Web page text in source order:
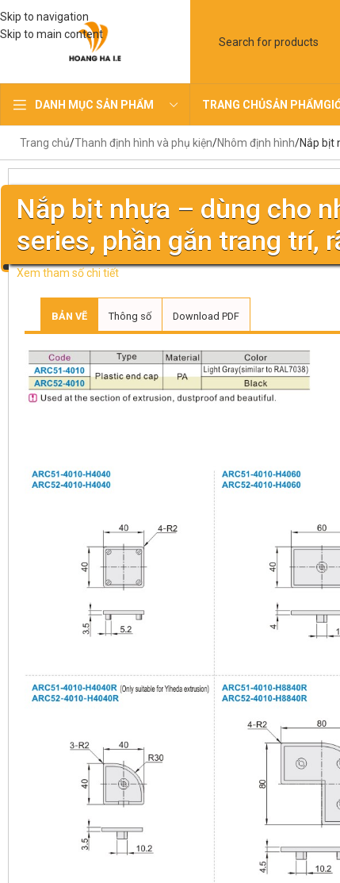
Skip to navigation
Skip to main content
DANH MỤC SẢN PHẨM TRANG CHỦSẢN PHẨM
Trang chủ Thanh định hình và phụ kiện Nhôm định hình Nắp bịt
Nắp bịt nhựa – dùng cho
series, phần gắn trang trí,
Xem tham số chi tiết
BẢN VẼ Thông số Download PDF